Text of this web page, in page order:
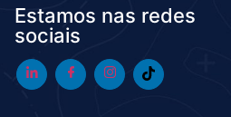
Estamos nas redes
sociais